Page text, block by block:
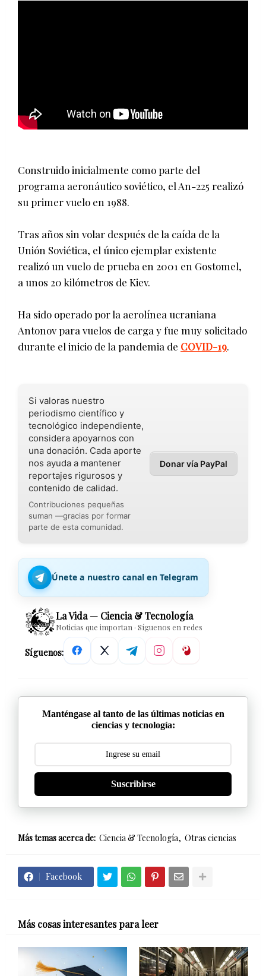
Construido inicialmente como parte del
programa aeronáutico soviético, el An-225 realizó
su primer vuelo en 1988.
Tras años sin volar después de la caída de la
Unión Soviética, el único ejemplar existente
realizó un vuelo de prueba en 2001 en Gostomel,
a unos 20 kilómetros de Kiev.
Ha sido operado por la aerolínea ucraniana
Antonov para vuelos de carga y fue muy solicitado
durante el inicio de la pandemia de COVID-19.
Si valoras nuestro
periodismo científico y
tecnológico independiente,
considera apoyarnos con
una donación. Cada aporte
nos ayuda a mantener
reportajes rigurosos y
contenido de calidad.
Contribuciones pequeñas
suman —gracias por formar
parte de esta comunidad.
Donar vía PayPal
Únete a nuestro canal en Telegram
La Vida — Ciencia & Tecnología
Noticias que importan · Síguenos en redes
Síguenos:
Manténgase al tanto de las últimas noticias en
ciencias y tecnología:
Suscribirse
Más temas acerca de: Ciencia & Tecnología Otras ciencias
Facebook
Más cosas interesantes para leer